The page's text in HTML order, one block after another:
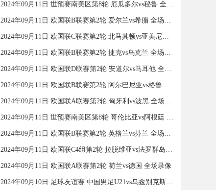
2024年09月11日 世预赛南美区第8轮 厄瓜多尔vs秘鲁 全场录像
2024年09月11日 欧国联B联赛第2轮 爱尔兰vs希腊 全场录像
2024年09月11日 欧国联C联赛第2轮 北马其顿vs亚美尼亚 全场录像
2024年09月11日 欧国联B联赛第2轮 捷克vs乌克兰 全场录像
2024年09月11日 欧国联D联赛第2轮 安道尔vs马耳他 全场录像
2024年09月11日 欧国联B联赛第2轮 阿尔巴尼亚vs格鲁吉亚 全场录像
2024年09月11日 欧国联A联赛第2轮 匈牙利vs波黑 全场录像
2024年09月11日 世预赛南美区第8轮 哥伦比亚vs阿根廷 全场录像
2024年09月11日 欧国联B联赛第2轮 英格兰vs芬兰 全场录像
2024年09月11日 欧国联C4组第2轮 拉脱维亚vs法罗群岛 全场录像
2024年09月11日 欧国联A联赛第2轮 荷兰vs德国 全场录像
2024年09月10日 足球友谊赛 中国男足U21vs乌兹别克斯坦U21 全场录像